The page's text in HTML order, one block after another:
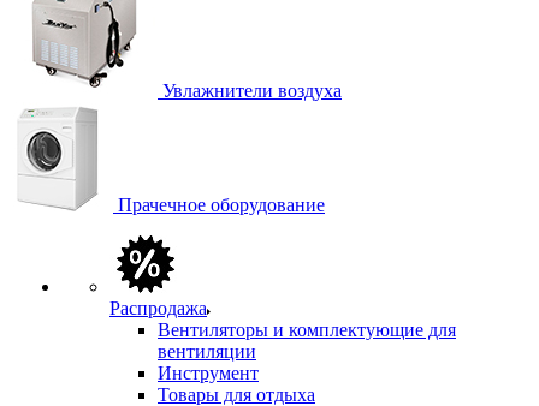
Увлажнители воздуха
Прачечное оборудование
Распродажа
Вентиляторы и комплектующие для
вентиляции
Инструмент
Товары для отдыха